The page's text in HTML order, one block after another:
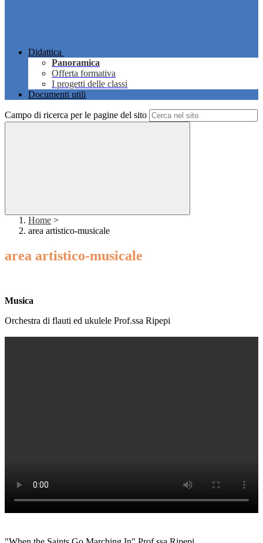
Didattica
Panoramica
Offerta formativa
I progetti delle classi
Documenti utili
Campo di ricerca per le pagine del sito
Home >
area artistico-musicale
area artistico-musicale
Musica
Orchestra di flauti ed ukulele Prof.ssa Ripepi